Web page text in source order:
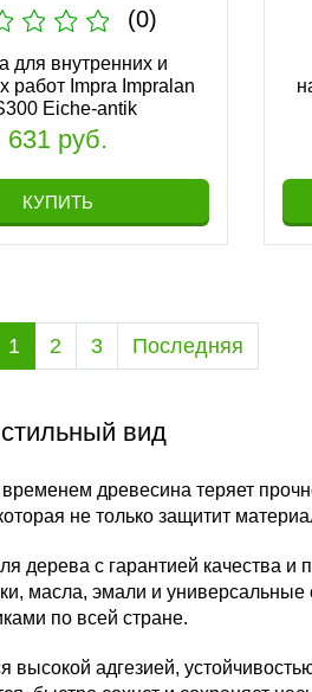
(0)
для внутренних и
работ Impra Impralan
Eiche-antik
631 руб.
КУПИТЬ
1 2 3 Последняя
вид
древесина теряет
не только защитит
дерева с гарантией
масла, эмали и
по всей стране.
высокой адгезией,